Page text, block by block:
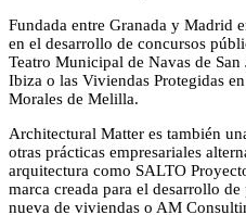
Fundada entre Granada y Madrid
en el desarrollo de concursos
Teatro Municipal de Navas de San
Ibiza o las Viviendas Protegidas
Morales de Melilla.
Architectural Matter es también
otras prácticas empresariales
arquitectura como SALTO
marca creada para el desarrollo
nueva de viviendas o AM